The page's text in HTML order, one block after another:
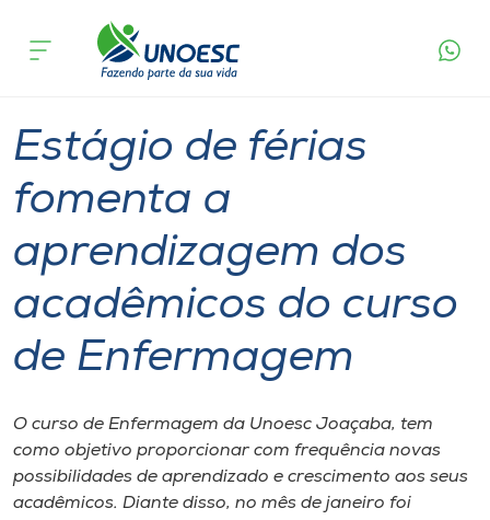
Cursos
Pesquisa
Atendimento ao Estudante
Portal de Ensino
Internacionalização
acontece
Estágio de férias
fomenta a
aprendizagem dos
acadêmicos do curso
de Enfermagem
O curso de Enfermagem da Unoesc Joaçaba, tem
como objetivo proporcionar com frequência novas
possibilidades de aprendizado e crescimento aos seus
acadêmicos. Diante disso, no mês de janeiro foi